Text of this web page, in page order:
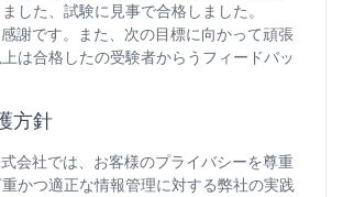
した、試験に見事で合格しました。
謝です。また、次の目標に向かって頑張
は合格したの受験者からうフィードバッ
方針
会社では、お客様のプライバシーを尊重
かつ適正な情報管理に対する弊社の実践